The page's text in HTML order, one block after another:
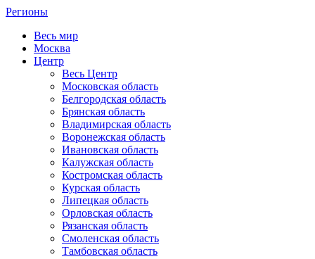
Регионы
Весь мир
Москва
Центр
Весь Центр
Московская область
Белгородская область
Брянская область
Владимирская область
Воронежская область
Ивановская область
Калужская область
Костромская область
Курская область
Липецкая область
Орловская область
Рязанская область
Смоленская область
Тамбовская область